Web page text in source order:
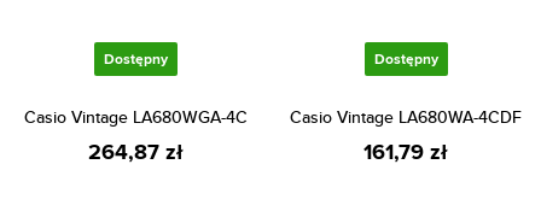
Dostępny
Casio Vintage LA680WGA-4C
264,87 zł
Dostępny
Casio Vintage LA680WA-4CDF
161,79 zł